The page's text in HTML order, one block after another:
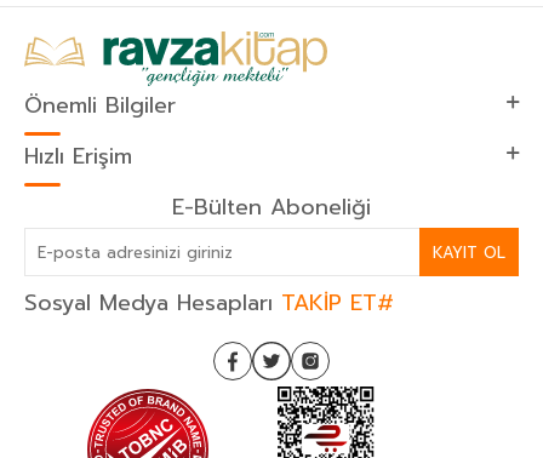
Önemli Bilgiler
Hızlı Erişim
E-Bülten Aboneliği
KAYIT OL
Sosyal Medya Hesapları TAKİP ET#